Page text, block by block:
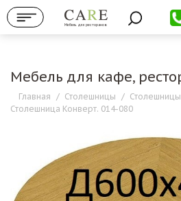
Мебель для ресторанов
Мебель для кафе,
Главная / Столешницы /
Столешница Конверт. 014-080